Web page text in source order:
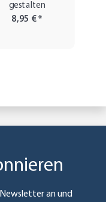
gestalten
8,95 €*
an und